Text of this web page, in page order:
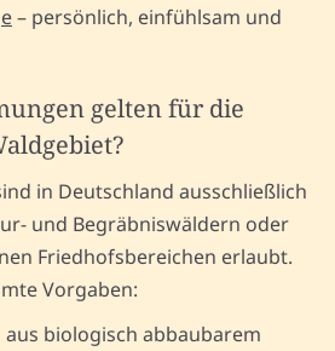
– persönlich, einfühlsam und
gelten für die
in Deutschland ausschließlich
und Begräbniswäldern oder
Friedhofsbereichen erlaubt.
Vorgaben:
aus biologisch abbaubarem